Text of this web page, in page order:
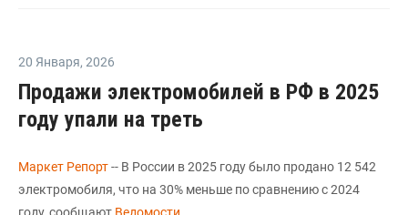
20 Января, 2026
Продажи электромобилей в РФ в 2025
году упали на треть
Маркет Репорт-- В России в 2025 году было продано 12 542
электромобиля, что на 30% меньше по сравнению с 2024